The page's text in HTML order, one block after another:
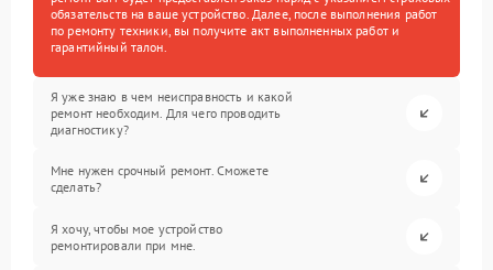
обязательств на ваше устройство. Далее, после выполнения работ
по ремонту техники, вы получите акт выполненных работ и
гарантийный талон.
Я уже знаю в чем неисправность и какой
ремонт необходим. Для чего проводить
диагностику?
Мне нужен срочный ремонт. Сможете
сделать?
Я хочу, чтобы мое устройство
ремонтировали при мне.